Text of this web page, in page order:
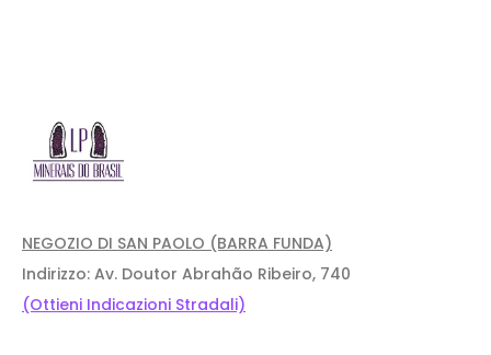
NEGOZIO DI SAN PAOLO (BARRA FUNDA)
Indirizzo: Av. Doutor Abrahão Ribeiro, 740
(Ottieni Indicazioni Stradali)